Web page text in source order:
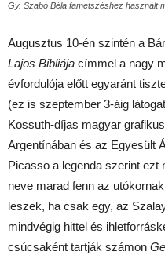
Gy. Szabó Béla fametszéshez használt
Augusztus 10-én szintén a
Lajos Bibliája címmel a nagy
évfordulója előtt egyaránt
(ez is szeptember 3-áig
Kossuth-díjas magyar
Argentínában és az Egyesült
Picasso a legenda szerint ezt
neve marad fenn az
leszek, ha csak egy, az
mindvégig hittel és
csúcsaként tartják számon